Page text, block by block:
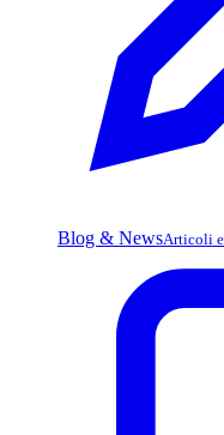
Blog & NewsArticoli